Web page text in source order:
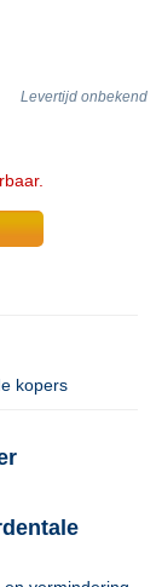
Levertijd onbekend
kopers